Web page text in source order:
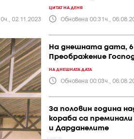
02.11.2023
ЦИТАТ НА ДЕНЯ
Обновена 00:31ч.,
На днешната дата, 6
Преображение
НА ДНЕШНАТА ДАТА
Обновена 00:03ч.,
За половин година
кораба са
и Дарданелите